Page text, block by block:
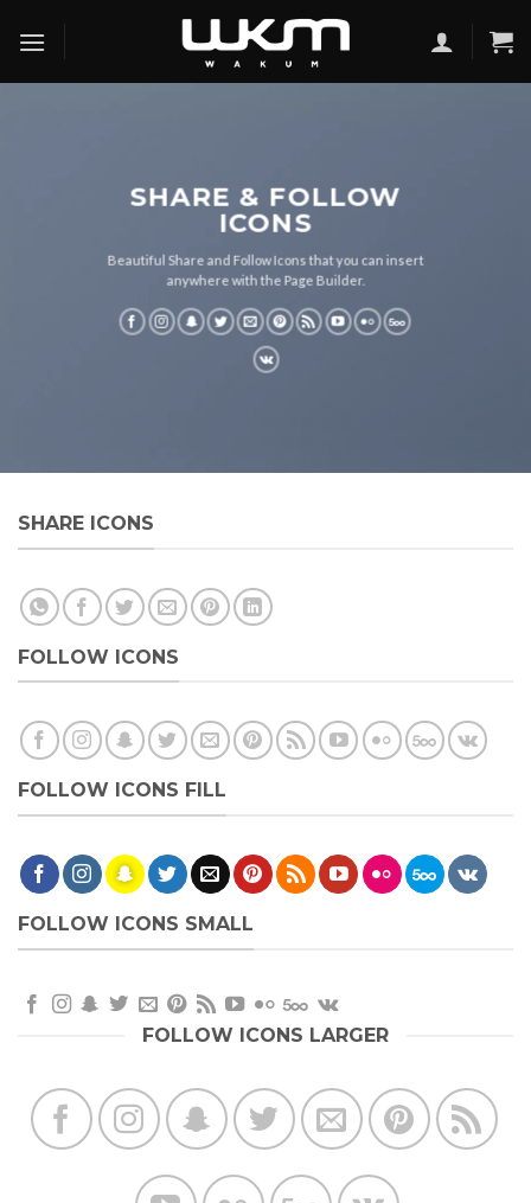
SHARE & FOLLOW
ICONS
Beautiful Share and Follow Icons that you can insert
anywhere with the Page Builder.
SHARE ICONS
FOLLOW ICONS
FOLLOW ICONS FILL
FOLLOW ICONS SMALL
FOLLOW ICONS LARGER